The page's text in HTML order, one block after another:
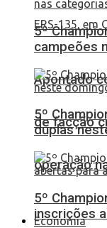
Apontado
de facção
operação
Economia
5º
campeões
5º
duplas
5º
inscrições